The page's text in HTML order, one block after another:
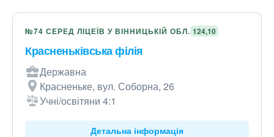
№74 СЕРЕД ЛІЦЕЇВ У ВІННИЦЬКІЙ ОБЛ. 124,10
Красненьківська філія
Державна
Красненьке, вул. Соборна, 26
Учні/освітяни 4:1
Детальна інформація